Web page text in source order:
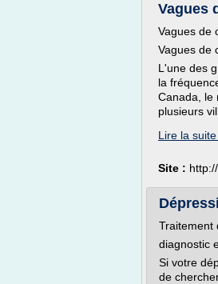
Vagues
Vagues de
Vagues de
L'une des
la
Canada, le
plusieurs
Lire la suite
Site :
Traitement
diagnostic
Si votre
de